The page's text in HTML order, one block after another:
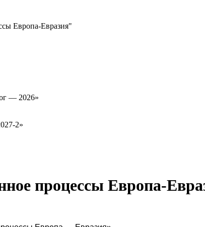
Европа-Евразия"
— 2026»
2»
процессы Европа-